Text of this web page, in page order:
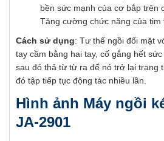
bền sức mạnh của cơ bắp trên
Tăng cường chức năng của tim
Cách sử dụng: Tư thế ngồi đối mặt
tay cầm bằng hai tay, cố gắng hết sức
sau đó thả từ từ ra để nó trở lại trạng
đó tập tiếp tục động tác nhiều lần.
Hình ảnh Máy ngồi
JA-2901